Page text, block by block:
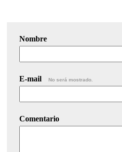
Nombre
E-mail No será mostrado.
Comentario